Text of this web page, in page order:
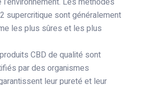
supercritique sont généralement
les plus sûres et les plus
CBD de qualité sont
par des organismes
leur pureté et leur